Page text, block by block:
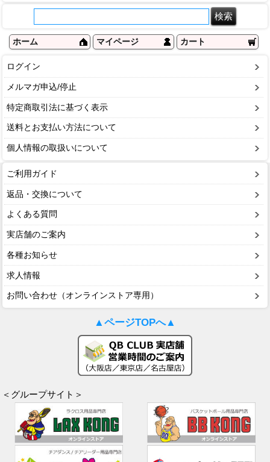
ホーム マイページ カート
ログイン
メルマガ申込/停止
特定商取引法に基づく表示
送料とお支払い方法について
個人情報の取扱いについて
ご利用ガイド
返品・交換について
よくある質問
実店舗のご案内
各種お知らせ
求人情報
お問い合わせ（オンラインストア専用）
▲ページTOPへ▲
＜グループサイト＞